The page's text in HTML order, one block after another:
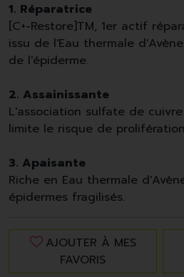
1. Réparatrice
[C+-Restore]TM, 1er actif
issu de l'Eau thermale
de l'épiderme.
2. Assainissante
L'association sulfate de
limite le risque de
3. Apaisante
Riche en Eau thermale
épidermes fragilisés.
AJOUTER À MES
FAVORIS